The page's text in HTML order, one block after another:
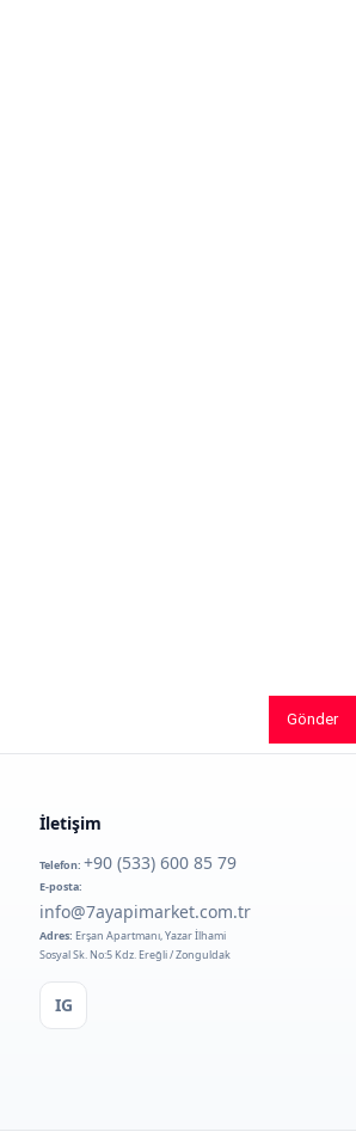
Gönder
İletişim
Telefon: +90 (533) 600 85 79
E-posta:
info@7ayapimarket.com.tr
Adres: Erşan Apartmanı, Yazar İlhami
Sosyal Sk. No:5 Kdz. Ereğli / Zonguldak
IG